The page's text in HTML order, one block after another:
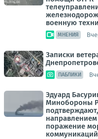
военную
МНЕНИЯ
Записки
ПАБЛИКИ
Эдуард
Минобороны
направлением
поражение